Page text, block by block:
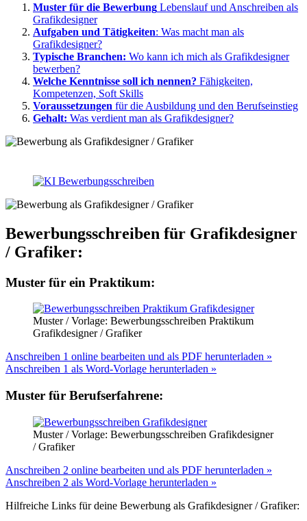
Muster für die Bewerbung Lebenslauf und Anschreiben als
Grafikdesigner
Aufgaben und Tätigkeiten: Was macht man als
Grafikdesigner?
Typische Branchen: Wo kann ich mich als Grafikdesigner
bewerben?
Welche Kenntnisse soll ich nennen? Fähigkeiten,
Kompetenzen, Soft Skills
Voraussetzungen für die Ausbildung und den Berufseinstieg
Gehalt: Was verdient man als Grafikdesigner?
Bewerbungsschreiben für Grafikdesigner
/ Grafiker:
Muster für ein Praktikum:
Muster / Vorlage: Bewerbungsschreiben Praktikum
Grafikdesigner / Grafiker
Anschreiben 1 online bearbeiten und als PDF herunterladen »
Anschreiben 1 als Word-Vorlage herunterladen »
Muster für Berufserfahrene:
Muster / Vorlage: Bewerbungsschreiben Grafikdesigner
/ Grafiker
Anschreiben 2 online bearbeiten und als PDF herunterladen »
Anschreiben 2 als Word-Vorlage herunterladen »
Hilfreiche Links für deine Bewerbung als Grafikdesigner / Grafiker: